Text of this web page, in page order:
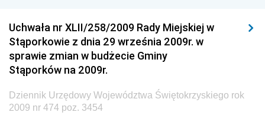
Dziennik Urzędowy Komendy Głównej Policji
Dziennik Urzędowy Ministra Pracy i Polityki
Społecznej
Dziennik Urzędowy Ministra Transportu, Budownictwa
i Gospodarki Morskiej
Uchwała nr XLII/258/2009 Rady Miejskiej w
Stąporkowie z dnia 29 września 2009r. w
sprawie zmian w budżecie Gminy
Stąporków na 2009r.
Dziennik Urzędowy Województwa Świętokrzyskiego rok
2009 nr 474 poz. 3454